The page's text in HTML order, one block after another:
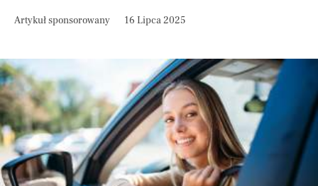
Artykuł sponsorowany 16 Lipca 2025